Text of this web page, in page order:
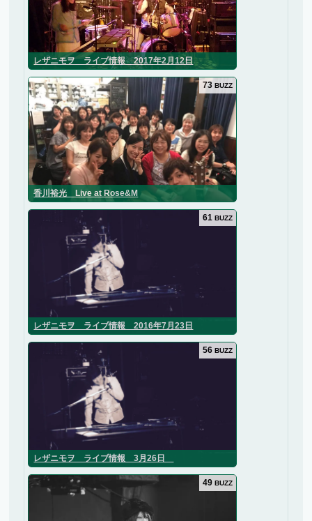
レザニモヲ ライブ情報 2017年2月12日
香川裕光 Live at Rose&M
73 BUZZ
レザニモヲ ライブ情報 2016年7月23日
61 BUZZ
レザニモヲ ライブ情報 3月26日
56 BUZZ
49 BUZZ